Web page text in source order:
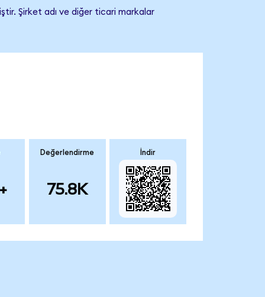
Şirket adı ve diğer ticari markalar
Değerlendirme
75.8K
İndir